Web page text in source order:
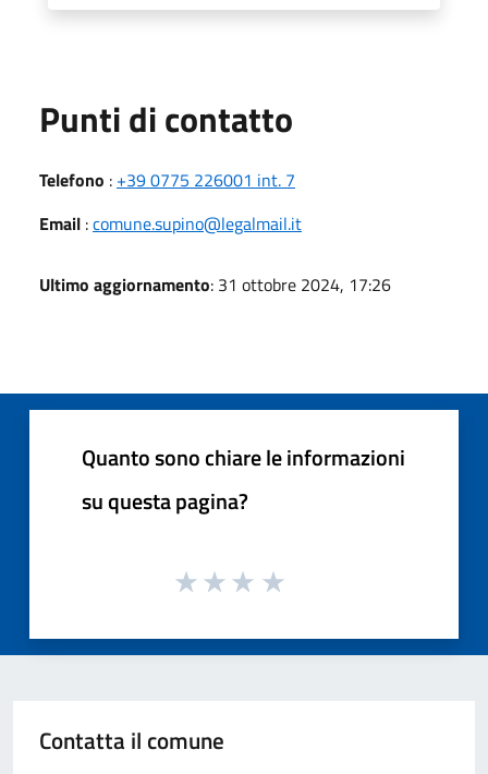
Punti di contatto
Telefono : +39 0775 226001 int. 7
Email :comune.supino@legalmail.it
Ultimo aggiornamento: 31 ottobre 2024, 17:26
Quanto sono chiare le informazioni
su questa pagina?
Contatta il comune